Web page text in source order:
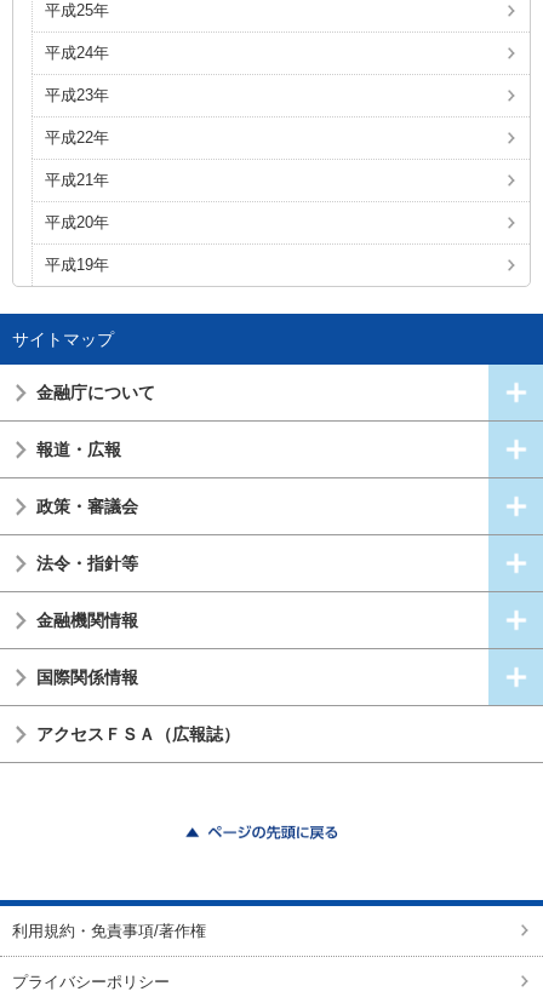
平成25年
平成24年
平成23年
平成22年
平成21年
平成20年
平成19年
サイトマップ
金融庁について
報道・広報
政策・審議会
法令・指針等
金融機関情報
国際関係情報
アクセスＦＳＡ（広報誌）
利用規約・免責事項/著作権
プライバシーポリシー